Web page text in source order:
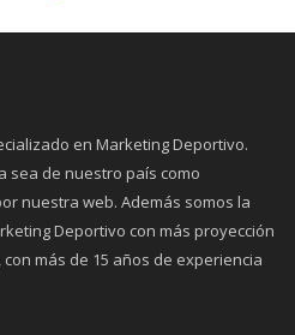
en Marketing Deportivo.
sea de nuestro país como
nuestra web. Además somos la
Deportivo con más proyección
más de 15 años de experiencia